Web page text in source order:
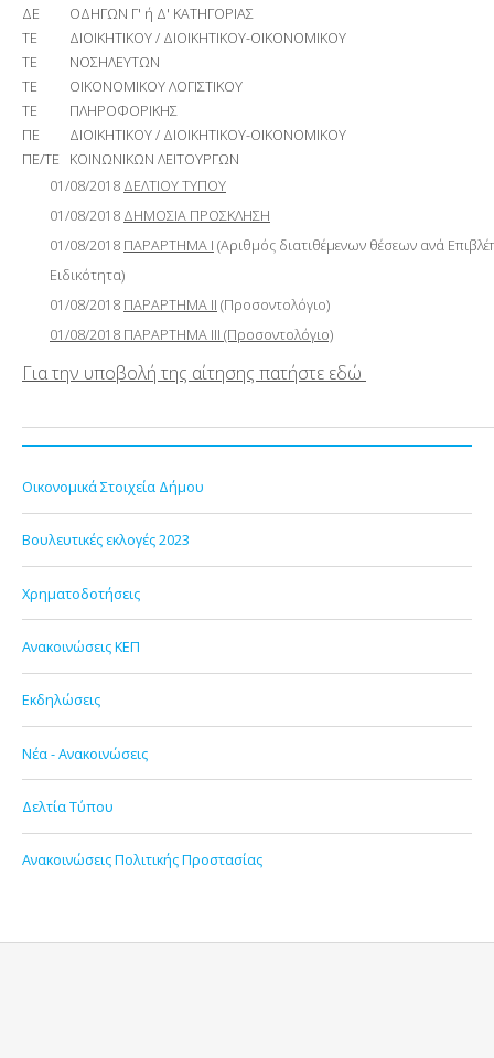
ΔΕ
ΟΔΗΓΩΝ Γ' ή Δ' ΚΑΤΗΓΟΡΙΑΣ
ΤΕ
ΔΙΟΙΚΗΤΙΚΟΥ / ΔΙΟΙΚΗΤΙΚΟΥ-ΟΙΚΟΝΟΜΙΚΟΥ
ΤΕ
ΝΟΣΗΛΕΥΤΩΝ
ΤΕ
ΟΙΚΟΝΟΜΙΚΟΥ ΛΟΓΙΣΤΙΚΟΥ
ΤΕ
ΠΛΗΡΟΦΟΡΙΚΗΣ
ΠΕ
ΔΙΟΙΚΗΤΙΚΟΥ / ΔΙΟΙΚΗΤΙΚΟΥ-ΟΙΚΟΝΟΜΙΚΟΥ
ΠΕ/ΤΕ
ΚΟΙΝΩΝΙΚΩΝ ΛΕΙΤΟΥΡΓΩΝ
01/08/2018 ΔΕΛΤΙΟΥ ΤΥΠΟΥ
01/08/2018 ΔΗΜΟΣΙΑ ΠΡΟΣΚΛΗΣΗ
01/08/2018 ΠΑΡΑΡΤΗΜΑ Ι (Αριθμός διατιθέμενων θέσεων ανά
Ειδικότητα)
01/08/2018 ΠΑΡΑΡΤΗΜΑ ΙΙ (Προσοντολόγιο)
01/08/2018 ΠΑΡΑΡΤΗΜΑ III (Προσοντολόγιο)
Για την υποβολή της αίτησης πατήστε εδώ
Οικονομικά Στοιχεία Δήμου
Βουλευτικές εκλογές 2023
Χρηματοδοτήσεις
Ανακοινώσεις ΚΕΠ
Εκδηλώσεις
Νέα - Ανακοινώσεις
Δελτία Τύπου
Ανακοινώσεις Πολιτικής Προστασίας